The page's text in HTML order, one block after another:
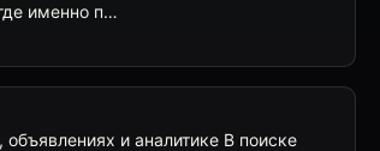
именно п…
и аналитике В поиске